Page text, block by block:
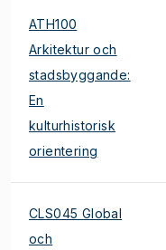
ATH100
Arkitektur och
stadsbyggande:
En
kulturhistorisk
orientering
CLS045 Global
och